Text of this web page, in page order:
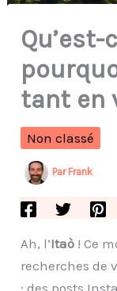
Qu’est-
tant en
Non classé
Par Frank
Ah, l’Itaò ! Ce
recherches de
: des posts